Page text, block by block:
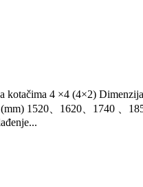
kotačima 4 ×4 (4×2)
1520、1620、1740 、